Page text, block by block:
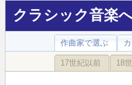
クラシック音楽
作曲家で選ぶ
17世紀以前 18